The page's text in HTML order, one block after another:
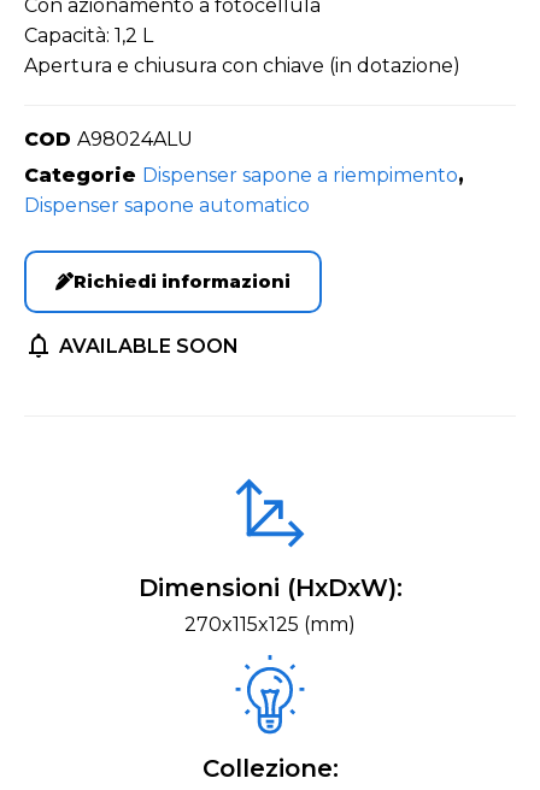
Con azionamento a fotocellula
Capacità: 1,2 L
Apertura e chiusura con chiave (in dotazione)
COD A98024ALU
Categorie Dispenser sapone a riempimento,
Dispenser sapone automatico
Richiedi informazioni
AVAILABLE SOON
Dimensioni (HxDxW):
270x115x125 (mm)
Collezione: